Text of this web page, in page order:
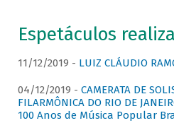
Espetáculos
11/12/2019 - LUIZ CLÁUDIO
04/12/2019 - CAMERATA DE
FILARMÔNICA DO RIO DE
100 Anos de Música Popular